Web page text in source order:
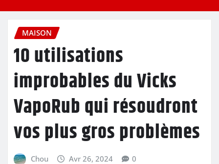
MAISON
10 utilisations
improbables du Vicks
VapoRub qui résoudront
vos plus gros problèmes
Chou Avr 26, 2024 0